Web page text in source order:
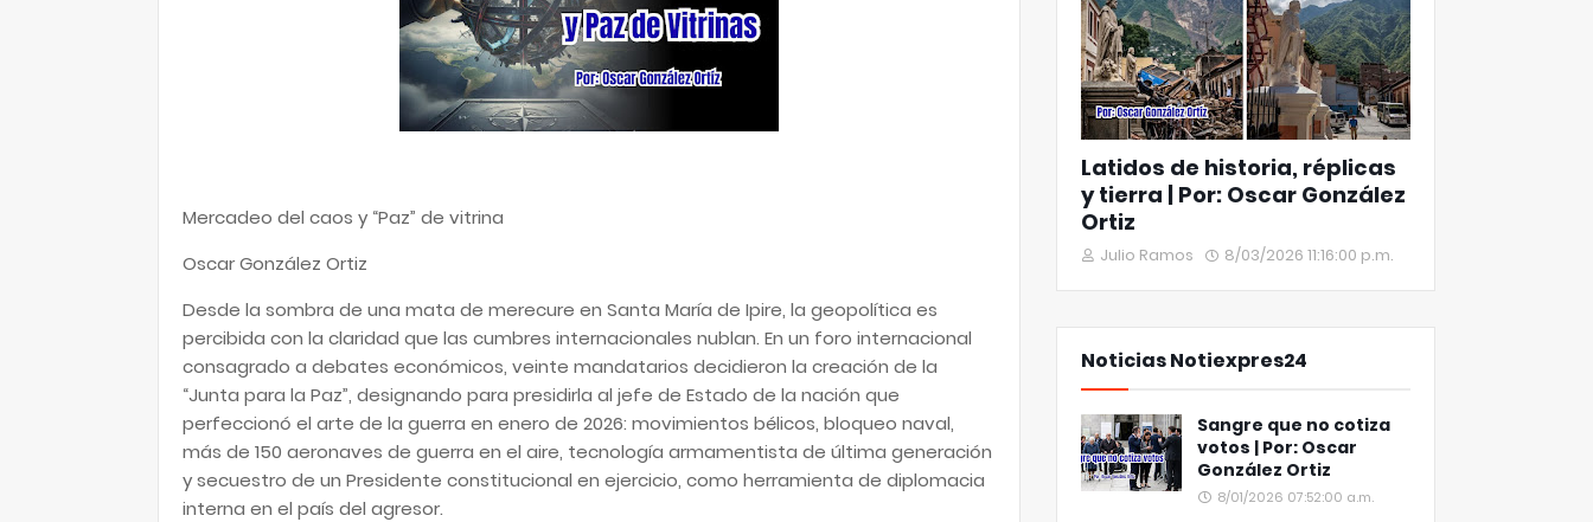
Mercadeo del caos y “Paz” de vitrina
Oscar González Ortiz
Desde la sombra de una mata de merecure en Santa María de Ipire, la geopolítica es
percibida con la claridad que las cumbres internacionales nublan. En un foro internacional
consagrado a debates económicos, veinte mandatarios decidieron la creación de la
“Junta para la Paz”, designando para presidirla al jefe de Estado de la nación que
perfeccionó el arte de la guerra en enero de 2026: movimientos bélicos, bloqueo naval,
más de 150 aeronaves de guerra en el aire, tecnología armamentista de última generación
y secuestro de un Presidente constitucional en ejercicio, como herramienta de diplomacia
interna en el país del agresor.
Latidos de historia, réplicas
y tierra | Por: Oscar González
Ortiz
Julio Ramos 8/03/2026 11:16:00 p.m.
Noticias Notiexpres24
Sangre que no cotiza
votos | Por: Oscar
González Ortiz
8/01/2026 07:52:00 a.m.